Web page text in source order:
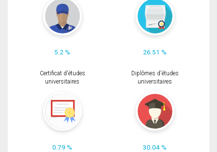
5.2 % 26.51 %
Certificat d'études
universitaires
0.79 %
Diplômes d'études
universitaires
30.04 %